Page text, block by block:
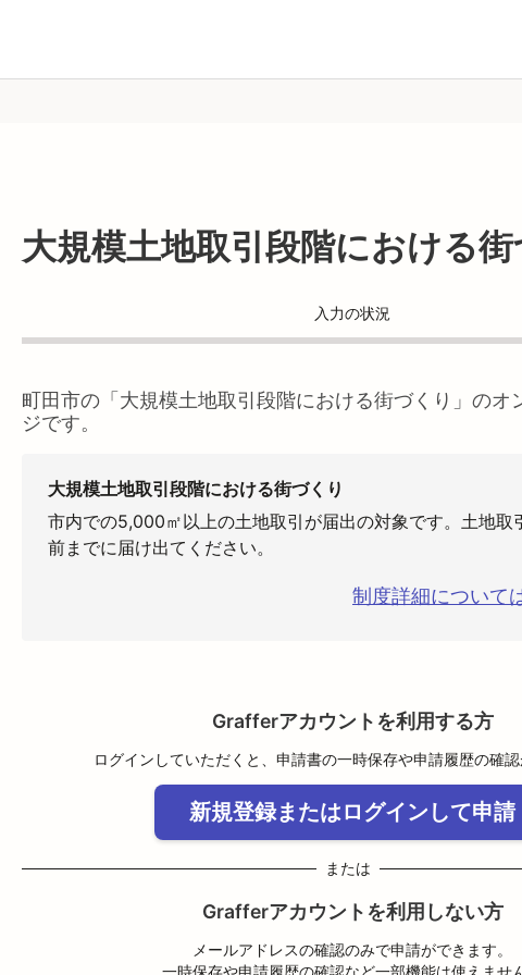
大規模土地取引段階における街
入力の状況
町田市の「 大規模土地取引段階における街づくり 」のオ
ジです。
大規模土地取引段階における街づくり
市内での5,000㎡以上の土地取引が届出の対象です。土地取
前までに届け出てください。
制度詳細について
Grafferアカウントを利用する方
ログインしていただくと、申請書の一時保存や申請履歴の確認
新規登録またはログインして申請
または
Grafferアカウントを利用しない方
メールアドレスの確認のみで申請ができます。